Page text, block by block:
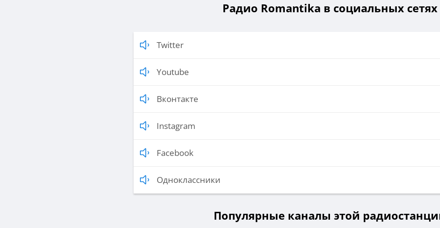
Радио Romantika в социальных сетях
Twitter
Youtube
Вконтакте
Instagram
Facebook
Одноклассники
Популярные каналы этой